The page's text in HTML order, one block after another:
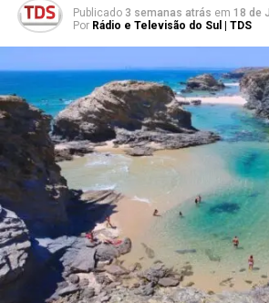
Publicado 3 semanas atrás em 18 de
Por Rádio e Televisão do Sul | TDS